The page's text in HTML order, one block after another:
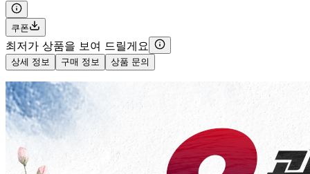
쿠폰
최저가 상품을 보여 드릴게요
상세 정보 구매 정보 상품 문의